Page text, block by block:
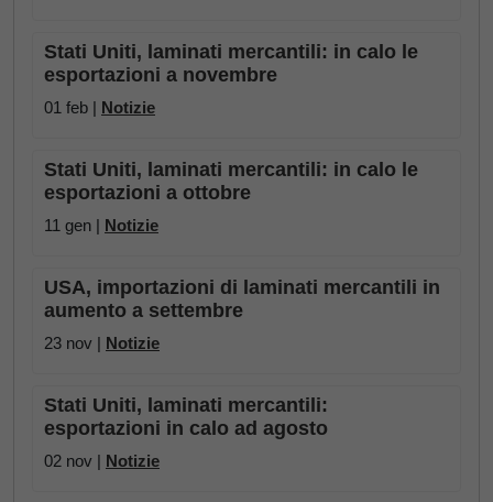
Stati Uniti, laminati mercantili: in calo le
esportazioni a novembre
01 feb | Notizie
Stati Uniti, laminati mercantili: in calo le
esportazioni a ottobre
11 gen | Notizie
USA, importazioni di laminati mercantili in
aumento a settembre
23 nov | Notizie
Stati Uniti, laminati mercantili:
esportazioni in calo ad agosto
02 nov | Notizie